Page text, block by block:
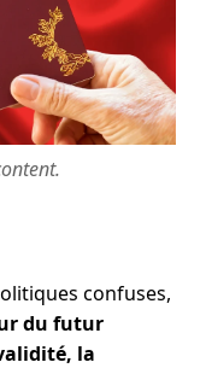
confuses,
du futur
la